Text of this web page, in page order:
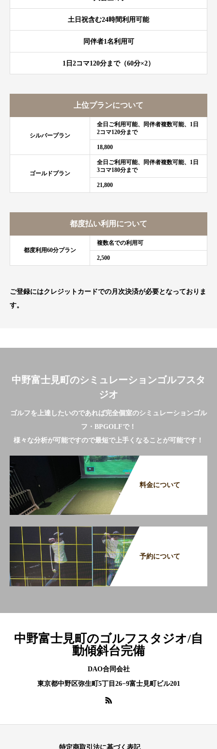
土日祝含む24時間利用可能
同伴者1名利用可
1日2コマ120分まで（60分×2）
上位プランについて
シルバープラン
全日ご利用可能、同伴者複数可能、1日
2コマ120分まで
18,800
ゴールドプラン
全日ご利用可能、同伴者複数可能、1日
3コマ180分まで
21,800
都度払い利用について
都度利用60分プラン
複数名での利用可
2,500
ご登録にはクレジットカードでの月次決済が必要となっておりま
す。
中野富士見町のシミュレーションゴルフスタ
ジオ
ゴルフを上達したいのであれば完全個室のシミュレーションゴル
フ・BPGOLFで！
様々な分析が可能ですので最短で上手くなることが可能です！
料金について
予約について
中野富士見町のゴルフスタジオ/自
動傾斜台完備
DAO合同会社
東京都中野区弥生町5丁目26−9富士見町ビル201
特定商取引法に基づく表記